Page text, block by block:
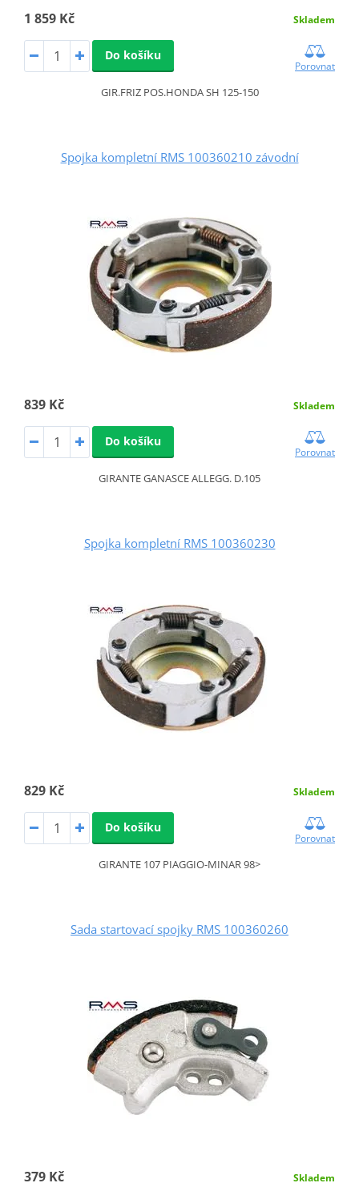
1 859 Kč Skladem
Do košíku
Porovnat
GIR.FRIZ POS.HONDA SH 125-150
Spojka kompletní RMS 100360210 závodní
839 Kč Skladem
Do košíku
Porovnat
GIRANTE GANASCE ALLEGG. D.105
Spojka kompletní RMS 100360230
829 Kč Skladem
Do košíku
Porovnat
GIRANTE 107 PIAGGIO-MINAR 98>
Sada startovací spojky RMS 100360260
379 Kč Skladem